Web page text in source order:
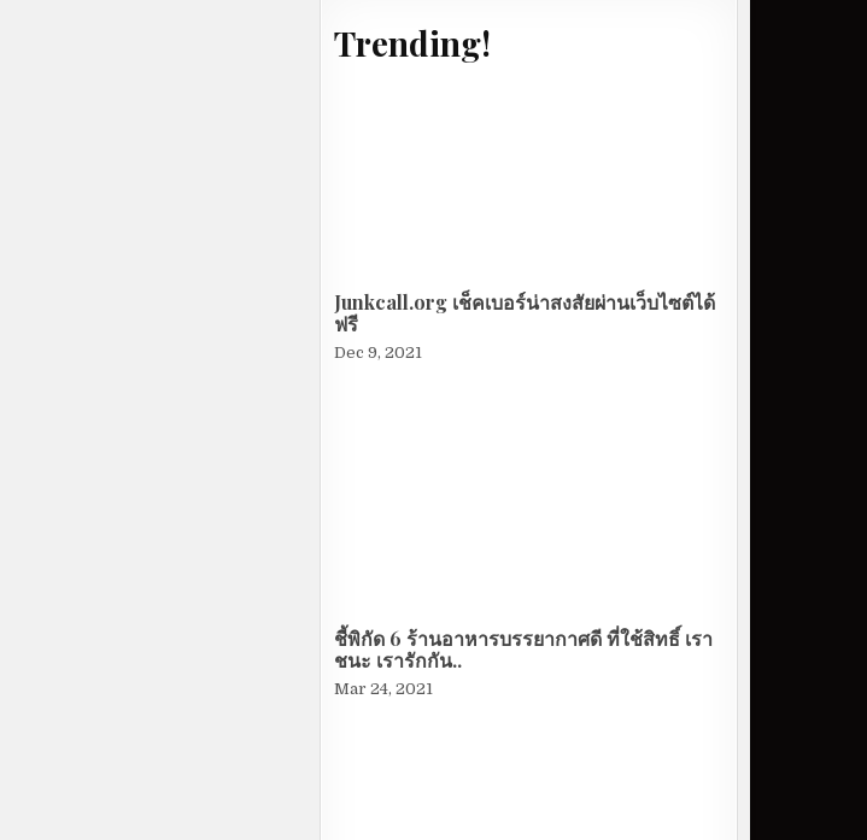
Trending!
Junkcall.org เช็คเบอร์น่าสงสัยผ่านเว็บไซต์ได้
ฟรี
Dec 9, 2021
ชี้พิกัด 6 ร้านอาหารบรรยากาศดี ที่ใช้สิทธิ์ เรา
ชนะ เรารักกัน..
Mar 24, 2021